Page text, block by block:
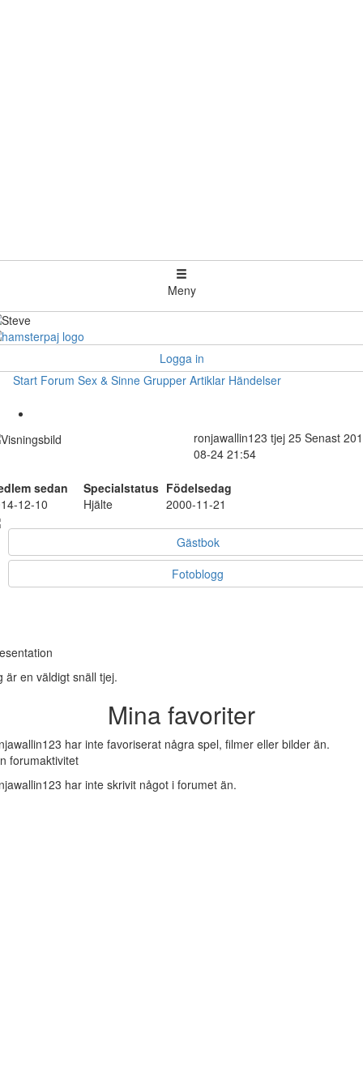
Meny
Logga in
Start Forum Sex & Sinne Grupper Artiklar Händelser
ronjawallin123 tjej 25 Senast
08-24 21:54
sedan Specialstatus Födelsedag
12-10
Hjälte 2000-11-21
Gästbok
Fotoblogg
är en väldigt snäll tjej.
Mina favoriter
har inte favoriserat några spel, filmer eller bilder än.
forumaktivitet
har inte skrivit något i forumet än.